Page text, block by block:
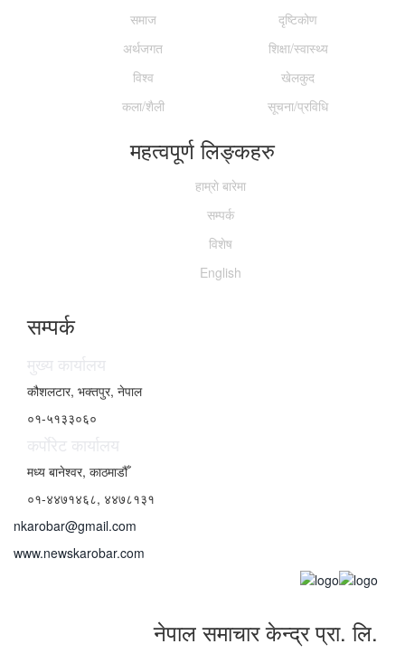
समाज
दृष्टिकोण
अर्थजगत
शिक्षा/स्वास्थ्य
विश्व
खेलकुद
कला/शैली
सूचना/प्रविधि
महत्वपूर्ण लिङ्कहरु
हाम्राे बारेमा
सम्पर्क
विशेष
English
सम्पर्क
मुख्य कार्यालय
कौशलटार, भक्तपुर, नेपाल
०१-५१३३०६०
कर्पाेरेट कार्यालय
मध्य बानेश्वर, काठमाडौँ
०१-४४७१४६८, ४४७८१३१
nkarobar@gmail.com
www.newskarobar.com
नेपाल समाचार केन्द्र प्रा. लि.